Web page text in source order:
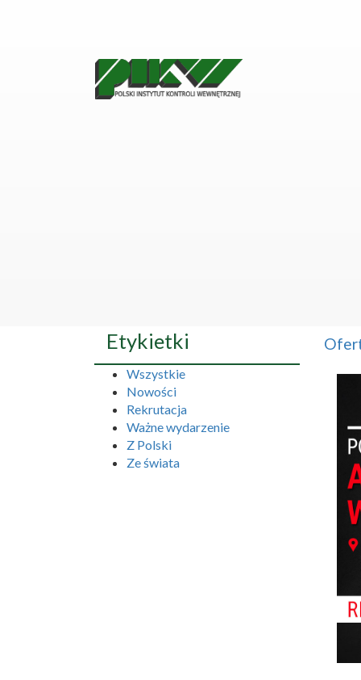
Etykietki
Wszystkie
Nowości
Rekrutacja
Ważne wydarzenie
Z Polski
Ze świata